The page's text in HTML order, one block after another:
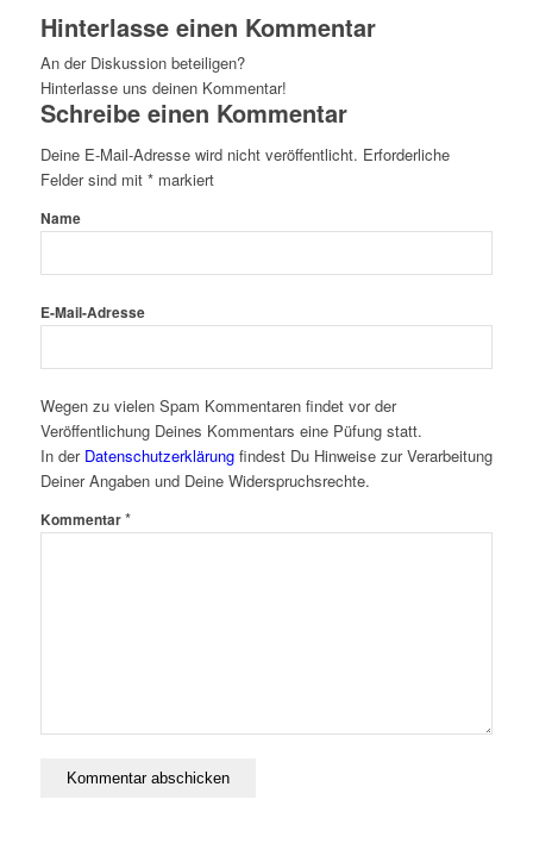
Hinterlasse einen Kommentar
An der Diskussion beteiligen?
Hinterlasse uns deinen Kommentar!
Schreibe einen Kommentar
Deine E-Mail-Adresse wird nicht veröffentlicht. Erforderliche
Felder sind mit *markiert
Name
E-Mail-Adresse
Wegen zu vielen Spam Kommentaren findet vor der
Veröffentlichung Deines Kommentars eine Püfung statt.
In der Datenschutzerklärungfindest Du Hinweise zur Verarbeitung
Deiner Angaben und Deine Widerspruchsrechte.
Kommentar*